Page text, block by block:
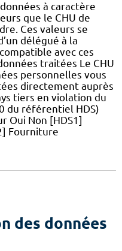
à caractère
que le CHU de
Ces valeurs se
délégué à la
avec ces
traitées Le CHU
personnelles vous
directement auprès
tiers en violation du
du référentiel HDS)
Oui Non [HDS1]
Fourniture
des données